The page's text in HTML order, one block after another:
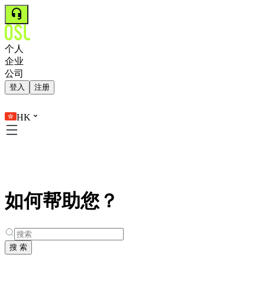
个人
企业
公司
登入 注册
HK
如何帮助您？
搜 索